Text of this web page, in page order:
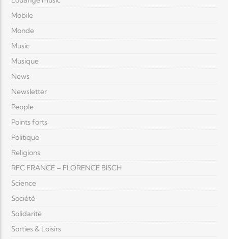
Mobile
Monde
Music
Musique
News
Newsletter
People
Points forts
Politique
Religions
RFC FRANCE – FLORENCE BISCH
Science
Société
Solidarité
Sorties & Loisirs